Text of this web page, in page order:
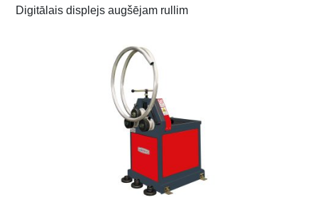
Digitālais displejs augšējam rullim